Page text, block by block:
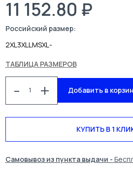
КАТАЛОГ
О КОМПАНИИ
ПОИСК
11 152.80 ₽
Российский размер:
2XL3XLLMSXL-
ТАБЛИЦА РАЗМЕРОВ
- + Добавить в
КУПИТЬ В 1
Самовывоз из пункта выдачи -